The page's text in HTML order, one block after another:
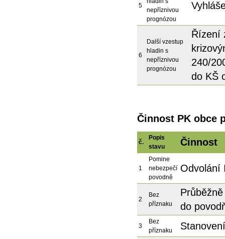
5
nepříznivou
prognózou
6
Další vzestup
hladin s
nepříznivou
prognózou
Řízení
240/
do KŠ
Činnost PK obce
č.
Popis
stavu
Činnost
1
Pomine
nebezpečí
povodně
Odvolání
2
Bez
příznaku
do
3
Bez
příznaku